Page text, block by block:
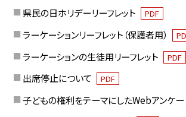
県民の日ホリデーリーフレット PDF
ラーケーションリーフレット（保護者用）
ラーケーションの生徒用リーフレット PDF
出席停止について PDF
子どもの権利をテーマにしたWebアンケー